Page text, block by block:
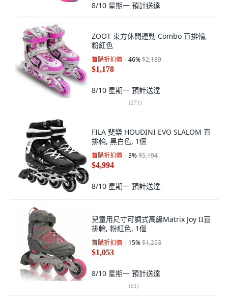
8/10 星期一 預計送達
ZOOT 東方休閒運動 Combo 直排輪,
粉紅色
首購折扣價 46%$2,189
$1,178
8/10 星期一 預計送達
(271)
FILA 斐樂 HOUDINI EVO SLALOM 直
排輪, 黑白色, 1個
首購折扣價 3%$5,194
$4,994
8/10 星期一 預計送達
兒童用尺寸可調式高級Matrix Joy II直
排輪, 粉紅色, 1個
首購折扣價 15%$1,253
$1,053
8/10 星期一 預計送達
(51)